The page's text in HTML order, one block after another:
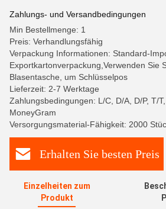
Zahlungs- und Versandbedingungen
Min Bestellmenge: 1
Preis: Verhandlungsfähig
Verpackung Informationen: Standard-
Exportkartonverpackung,Verwenden Sie
Blasentasche, um Schlüsselpos
Lieferzeit: 2-7 Werktage
Zahlungsbedingungen: L/C, D/A, D/P, T/
MoneyGram
Versorgungsmaterial-Fähigkeit: 2000
Erhalten Sie besten Preis
Einzelheiten zum
Produkt